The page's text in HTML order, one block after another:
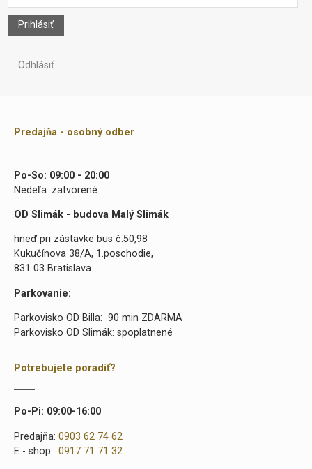
Prihlásiť
Odhlásiť
Predajňa - osobný odber
Po-So: 09:00 - 20:00
Nedeľa: zatvorené
OD Slimák - budova Malý Slimák
hneď pri zástavke bus č.50,98
Kukučínova 38/A, 1.poschodie,
831 03 Bratislava
Parkovanie:
Parkovisko OD Billa: 90 min ZDARMA
Parkovisko OD Slimák: spoplatnené
Potrebujete poradiť?
Po-Pi: 09:00-16:00
Predajňa: 0903 62 74 62
E - shop: 0917 71 71 32